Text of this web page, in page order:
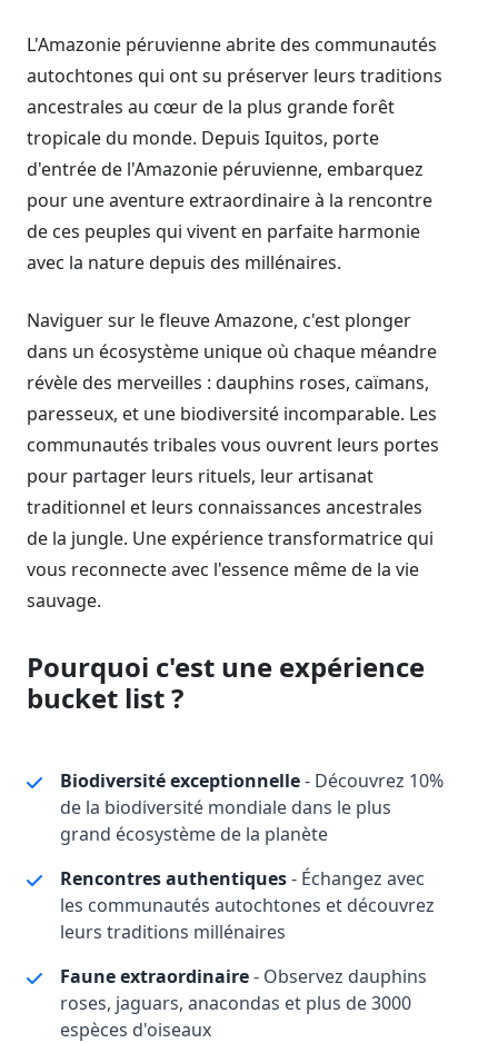
L'Amazonie péruvienne abrite des communautés
autochtones qui ont su préserver leurs traditions
ancestrales au cœur de la plus grande forêt
tropicale du monde. Depuis Iquitos, porte
d'entrée de l'Amazonie péruvienne, embarquez
pour une aventure extraordinaire à la rencontre
de ces peuples qui vivent en parfaite harmonie
avec la nature depuis des millénaires.
Naviguer sur le fleuve Amazone, c'est plonger
dans un écosystème unique où chaque méandre
révèle des merveilles : dauphins roses, caïmans,
paresseux, et une biodiversité incomparable. Les
communautés tribales vous ouvrent leurs portes
pour partager leurs rituels, leur artisanat
traditionnel et leurs connaissances ancestrales
de la jungle. Une expérience transformatrice qui
vous reconnecte avec l'essence même de la vie
sauvage.
Pourquoi c'est une expérience
bucket list ?
Biodiversité exceptionnelle- Découvrez 10%
de la biodiversité mondiale dans le plus
grand écosystème de la planète
Rencontres authentiques- Échangez avec
les communautés autochtones et découvrez
leurs traditions millénaires
Faune extraordinaire- Observez dauphins
roses, jaguars, anacondas et plus de 3000
espèces d'oiseaux